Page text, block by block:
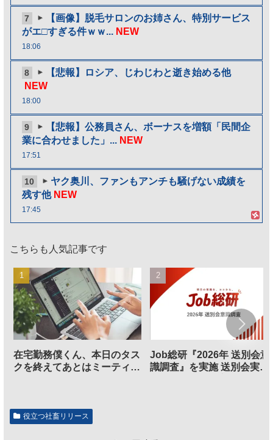
7
【画像】脱毛サロンのお姉さん、特別サービス
がエ□すぎる件ｗｗ... NEW
18:06
8
【悲報】ロシア、じわじわと逝き始める他
NEW
18:00
9
【悲報】公務員さん、ボーナスを増額「民間企
業に合わせました」... NEW
17:51
10
ヤク奥川、ファンもアンチも騒げない成績を
残す他 NEW
17:45
こちらも人気記事です
在宅勤務僕くん、本日のタス
クを終えてあとはミーティン
Job総研『2026年 送別会意
識調査』を実施 送別会実施
役立つ社畜リリース